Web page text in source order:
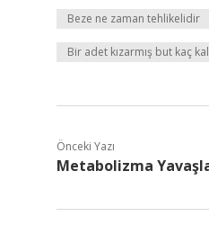
Beze ne zaman tehlikelidir
Bir adet kızarmış but kaç
Önceki Yazı
Metabolizma